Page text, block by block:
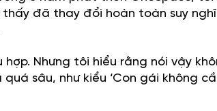
đã thay đổi hoàn toàn suy
Nhưng tôi hiểu rằng nói vậy
sâu, như kiểu ‘Con gái không